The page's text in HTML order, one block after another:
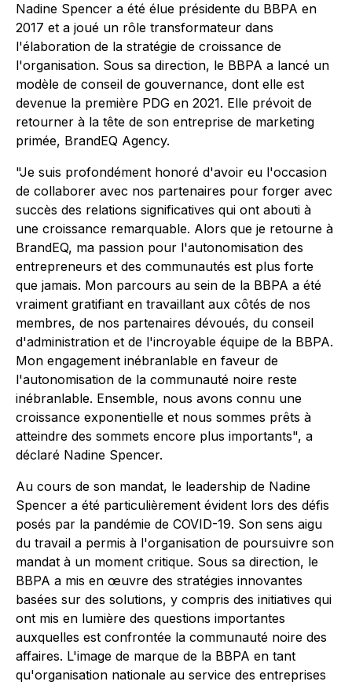
Nadine Spencer a été élue présidente du BBPA en
2017 et a joué un rôle transformateur dans
l'élaboration de la stratégie de croissance de
l'organisation. Sous sa direction, le BBPA a lancé un
modèle de conseil de gouvernance, dont elle est
devenue la première PDG en 2021. Elle prévoit de
retourner à la tête de son entreprise de marketing
primée, BrandEQ Agency.
"Je suis profondément honoré d'avoir eu l'occasion
de collaborer avec nos partenaires pour forger avec
succès des relations significatives qui ont abouti à
une croissance remarquable. Alors que je retourne à
BrandEQ, ma passion pour l'autonomisation des
entrepreneurs et des communautés est plus forte
que jamais. Mon parcours au sein de la BBPA a été
vraiment gratifiant en travaillant aux côtés de nos
membres, de nos partenaires dévoués, du conseil
d'administration et de l'incroyable équipe de la BBPA.
Mon engagement inébranlable en faveur de
l'autonomisation de la communauté noire reste
inébranlable. Ensemble, nous avons connu une
croissance exponentielle et nous sommes prêts à
atteindre des sommets encore plus importants", a
déclaré Nadine Spencer.
Au cours de son mandat, le leadership de Nadine
Spencer a été particulièrement évident lors des défis
posés par la pandémie de COVID-19. Son sens aigu
du travail a permis à l'organisation de poursuivre son
mandat à un moment critique. Sous sa direction, le
BBPA a mis en œuvre des stratégies innovantes
basées sur des solutions, y compris des initiatives qui
ont mis en lumière des questions importantes
auxquelles est confrontée la communauté noire des
affaires. L'image de marque de la BBPA en tant
qu'organisation nationale au service des entreprises